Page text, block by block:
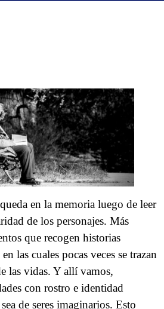
en la memoria luego de leer
de los personajes. Más
que recogen historias
las cuales pocas veces se trazan
las vidas. Y allí vamos,
con rostro e identidad
de seres imaginarios. Esto